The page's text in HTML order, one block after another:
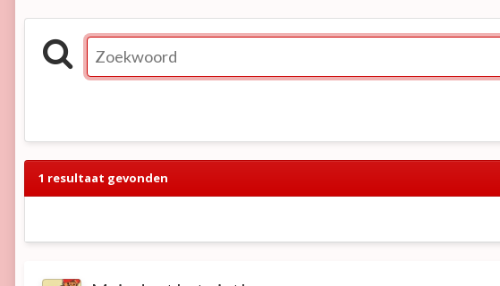
1 resultaat gevonden